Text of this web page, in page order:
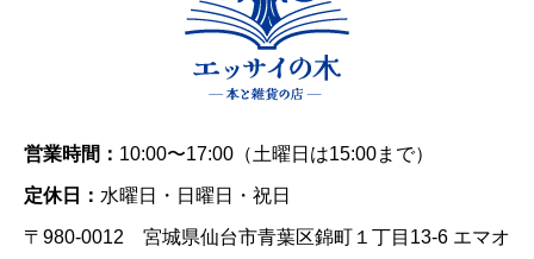
営業時間： 10:00〜17:00（土曜日は15:00まで）
定休日： 水曜日・日曜日・祝日
〒980-0012 宮城県仙台市青葉区錦町１丁目13-6 エマオ